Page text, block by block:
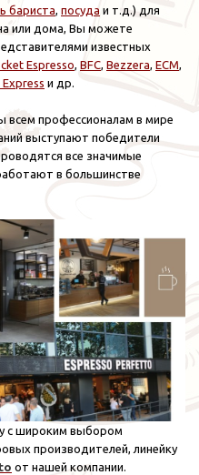
бариста, посуда и т.д.) для
или дома, Вы можете
известных
Espresso, BFC, Bezzera, ECM,
и др.
всем профессионалам в мире
выступают победители
все значимые
в большинстве
с широким выбором
производителей, линейку
от нашей компании.